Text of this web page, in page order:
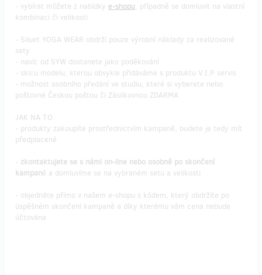
- vybírat můžete z nabídky e-shopu, případně se domluvit na vlastní
kombinaci či velikosti
- Siluet YOGA WEAR obdrží pouze výrobní náklady za realizované
sety
- navíc od SYW dostanete jako poděkování
- skicu modelu, kterou obvykle přidáváme s produktu V.I.P servis
- možnost osobního předání ve studiu, které si vyberete nebo
poštovné Českou poštou či Zásilkovnou ZDARMA
JAK NA TO:
- produkty zakoupíte prostřednictvím kampaně, budete je tedy mít
předplacené
- zkontaktujete se s námi on-line nebo osobně po skončení
kampaně a domluvíme se na vybraném setu a velikosti
- objednáte přímo v našem e-shopu s kódem, který obdržíte po
úspěšném skončení kampaně a díky kterému vám cena nebude
účtována